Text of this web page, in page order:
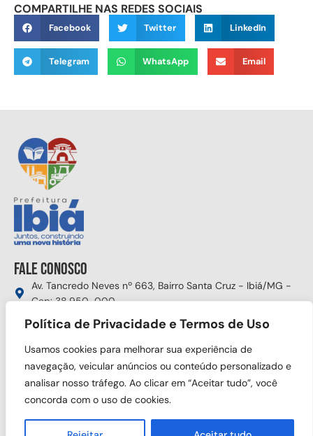
Política de Privacidade e Termos de Uso
Usamos cookies para melhorar sua experiência de
navegação, veicular anúncios ou conteúdo personalizado e
analisar nosso tráfego. Ao clicar em “Aceitar tudo”, você
concorda com o uso de cookies.
COMPARTILHE NAS REDES SOCIAIS
Facebook Twitter LinkedIn
Telegram WhatsApp Email
Fale conosco
Av. Tancredo Neves nº 663, Bairro Santa Cruz - Ibiá/MG -
Cep: 38.950-000
(34) 3631-5750
Segunda à sexta das 8:00h às 17:30h
Siga nas redes sociais